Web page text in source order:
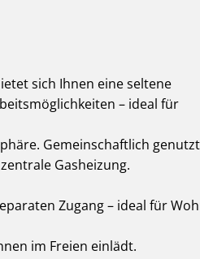
sich Ihnen eine seltene
– ideal für
Gemeinschaftlich genutzt
Gasheizung.
Zugang – ideal für
im Freien einlädt.